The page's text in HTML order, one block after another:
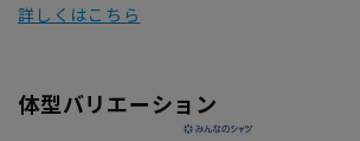
詳しくはこちら
体型バリエーション